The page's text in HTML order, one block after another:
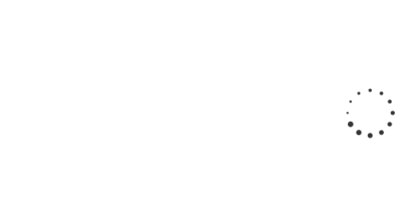
Днищевой защитный брус 60мм (Серый)